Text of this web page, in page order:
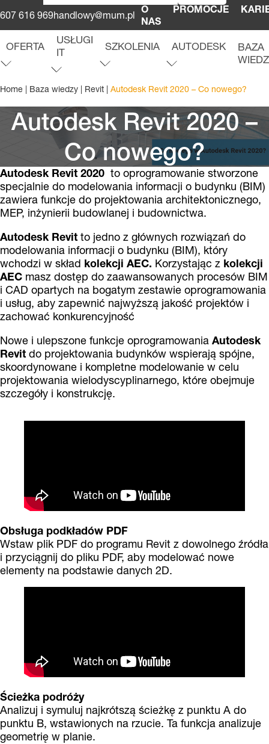
607 616 969handlowy@mum.pl O
NAS
PROMOCJE
OFERTA
USŁUGI
IT
U
s
ł
u
g
i
I
T
r
o
z
w
i
ń
m
e
n
u
SZKOLENIA
S
z
k
o
l
e
n
i
a
r
o
z
w
i
ń
m
e
n
AUTODESK
A
u
t
o
d
e
s
k
r
o
z
w
i
ń
m
e
n
BAZA
Home | Baza wiedzy | Revit | Autodesk Revit 2020 – Co nowego?
Autodesk Revit 2020 –
Co nowego?
Autodesk Revit 2020 to oprogramowanie stworzone
specjalnie do modelowania informacji o budynku (BIM)
zawiera funkcje do projektowania architektonicznego,
MEP, inżynierii budowlanej i budownictwa.
Autodesk Revit to jedno z głównych rozwiązań do
modelowania informacji o budynku (BIM), który
wchodzi w skład kolekcji AEC. Korzystając z kolekcji
AEC masz dostęp do zaawansowanych procesów BIM
i CAD opartych na bogatym zestawie oprogramowania
i usług, aby zapewnić najwyższą jakość projektów i
zachować konkurencyjność
Nowe i ulepszone funkcje oprogramowania Autodesk
Revit do projektowania budynków wspierają spójne,
skoordynowane i kompletne modelowanie w celu
projektowania wielodyscyplinarnego, które obejmuje
szczegóły i konstrukcję.
Obsługa podkładów PDF
Wstaw plik PDF do programu Revit z dowolnego źródła
i przyciągnij do pliku PDF, aby modelować nowe
elementy na podstawie danych 2D.
Ścieżka podróży
Analizuj i symuluj najkrótszą ścieżkę z punktu A do
punktu B, wstawionych na rzucie. Ta funkcja analizuje
geometrię w planie.